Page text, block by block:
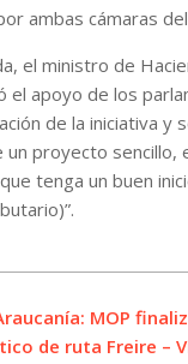
ambas cámaras
el ministro de
el apoyo de los
de la iniciativa y
un proyecto sencillo,
tenga un buen
MOP
de ruta Freire –